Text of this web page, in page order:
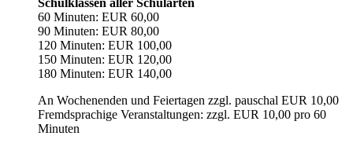
Schulklassen aller Schularten
60 Minuten: EUR 60,00
90 Minuten: EUR 80,00
120 Minuten: EUR 100,00
150 Minuten: EUR 120,00
180 Minuten: EUR 140,00
An Wochenenden und Feiertagen zzgl. pauschal EUR 10,00
Fremdsprachige Veranstaltungen: zzgl. EUR 10,00 pro 60
Minuten